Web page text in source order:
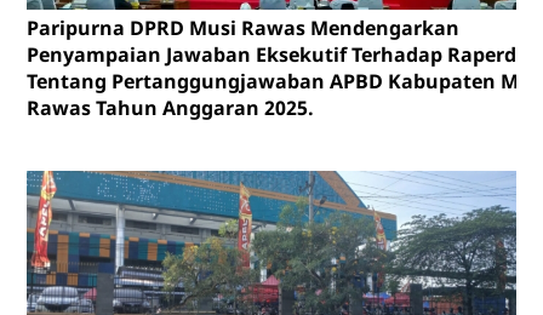
Paripurna DPRD Musi Rawas Mendengarkan
Penyampaian Jawaban Eksekutif Terhadap Raperda
Tentang Pertanggungjawaban APBD Kabupaten
Rawas Tahun Anggaran 2025.